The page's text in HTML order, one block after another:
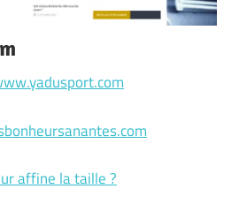
affine la taille ?